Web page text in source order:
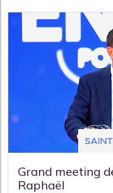
Grand meeting
Raphaël